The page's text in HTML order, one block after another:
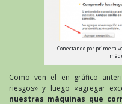
Conectando por primera
Como ven el en gráfico
riesgos» y luego «agregar
nuestras máquinas que